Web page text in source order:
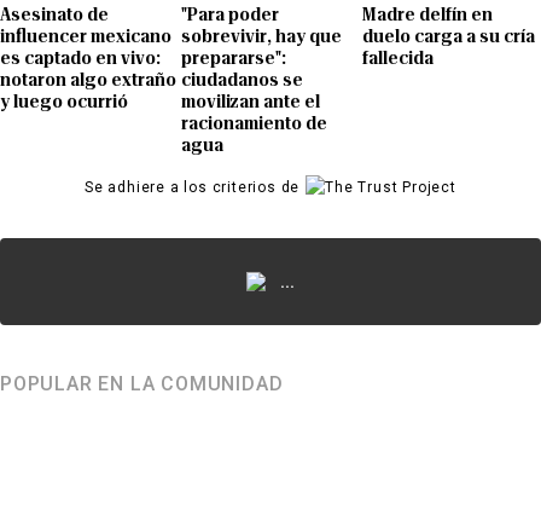
Asesinato de
influencer mexicano
es captado en vivo:
notaron algo extraño
y luego ocurrió
"Para poder
sobrevivir, hay que
prepararse":
ciudadanos se
movilizan ante el
racionamiento de
agua
Madre delfín en
duelo carga a su cría
fallecida
Se adhiere a los criterios de
...
POPULAR EN LA COMUNIDAD